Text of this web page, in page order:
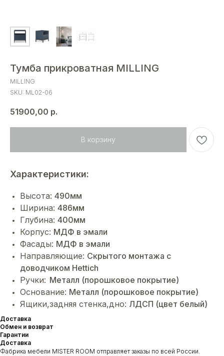
Тумба прикроватная MILLING
MILLING
SKU: ML02-06
51900,00 р.
В корзину
Характеристики:
Высота: 490мм
Ширина: 486мм
Глубина: 400мм
Корпус: МДФ в эмали
Фасады: МДФ в эмали
Направляющие: Cкрытого монтажа с
доводчиком Hettich
Ручки: Металл (порошковое покрытие)
Основание: Металл (порошковое покрытие)
Ящики,задняя стенка,дно: ЛДСП (цвет белый)
Доставка
Обмен и возврат
Гарантии
Доставка
Фабрика мебели MISTER ROOM отправляет заказы по всей России.